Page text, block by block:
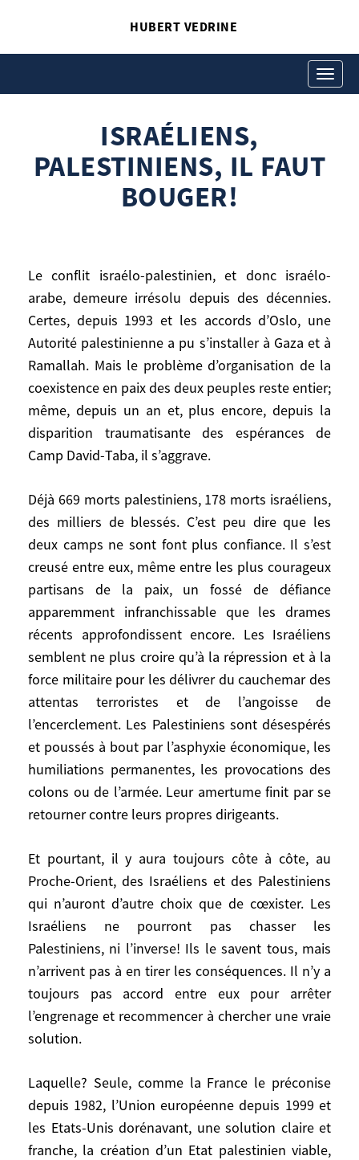
HUBERT VEDRINE
Toggle
ISRAÉLIENS,
PALESTINIENS, IL FAUT
BOUGER!
Le conflit israélo-palestinien, et donc israélo-
arabe, demeure irrésolu depuis des décennies.
Certes, depuis 1993 et les accords d’Oslo, une
Autorité palestinienne a pu s’installer à Gaza et à
Ramallah. Mais le problème d’organisation de la
coexistence en paix des deux peuples reste entier;
même, depuis un an et, plus encore, depuis la
disparition traumatisante des espérances de
Camp David-Taba, il s’aggrave.
Déjà 669 morts palestiniens, 178 morts israéliens,
des milliers de blessés. C’est peu dire que les
deux camps ne sont font plus confiance. Il s’est
creusé entre eux, même entre les plus courageux
partisans de la paix, un fossé de défiance
apparemment infranchissable que les drames
récents approfondissent encore. Les Israéliens
semblent ne plus croire qu’à la répression et à la
force militaire pour les délivrer du cauchemar des
attentas terroristes et de l’angoisse de
l’encerclement. Les Palestiniens sont désespérés
et poussés à bout par l’asphyxie économique, les
humiliations permanentes, les provocations des
colons ou de l’armée. Leur amertume finit par se
retourner contre leurs propres dirigeants.
Et pourtant, il y aura toujours côte à côte, au
Proche-Orient, des Israéliens et des Palestiniens
qui n’auront d’autre choix que de cœxister. Les
Israéliens ne pourront pas chasser les
Palestiniens, ni l’inverse! Ils le savent tous, mais
n’arrivent pas à en tirer les conséquences. Il n’y a
toujours pas accord entre eux pour arrêter
l’engrenage et recommencer à chercher une vraie
solution.
Laquelle? Seule, comme la France le préconise
depuis 1982, l’Union européenne depuis 1999 et
les Etats-Unis dorénavant, une solution claire et
franche, la création d’un Etat palestinien viable,
ISRAÉLIENS,
Hubert Vedrine
Israéliens, Palestiniens, il faut bouger!
israélo-arabe, demeure irrésolu depuis des
décennies. Certes, depuis 1993 et les
accords d’Oslo, une Autorité palestinienne
a pu s’installer à Gaza et à Ramallah. Mais
le problème d’organisation de la
coexistence en paix des deux peuples reste
entier; même, depuis un an et, plus encore,
espérances de Camp David-Taba, il
s’aggrave.
Déjà 669 morts palestiniens, 178 morts
israéliens, des milliers de blessés. C’est
peu dire que les deux camps ne sont font
plus confiance. Il s’est creusé entre eux,
même entre les plus courageux partisans
de la paix, un fossé de défiance
apparemment infranchissable que les
drames récents approfondissent encore.
Les Israéliens semblent ne plus croire qu’à
la répression et à la force militaire pour les
délivrer du cauchemar des attentas
terroristes et de l’angoisse de
l’encerclement. Les Palestiniens sont
l’asphyxie économique, les humiliations
permanentes, les provocations des colons
ou de l’armée. Leur amertume finit par se
retourner contre leurs propres dirigeants.
au Proche-Orient, des Israéliens et des
Palestiniens qui n’auront d’autre choix que
de cœxister. Les Israéliens ne pourront pas
chasser les Palestiniens, ni l’inverse! Ils le
les conséquences. Il n’y a toujours pas
accord entre eux pour arrêter l’engrenage
et recommencer à chercher une vraie
solution.